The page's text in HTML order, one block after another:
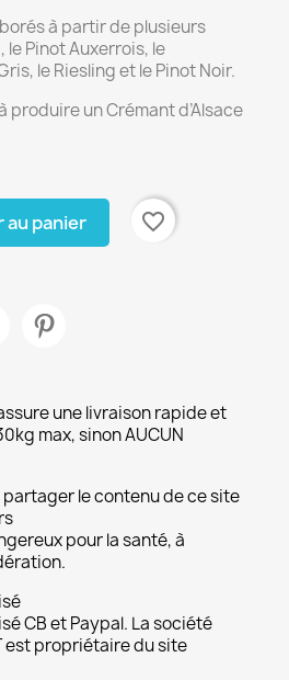
à partir de plusieurs
le Pinot Auxerrois, le
le Riesling et le Pinot Noir.
produire un Crémant d’Alsace
au panier favorite_border
une livraison rapide et
max, sinon AUCUN
partager le contenu de ce site
pour la santé, à
CB et Paypal. La société
est propriétaire du site